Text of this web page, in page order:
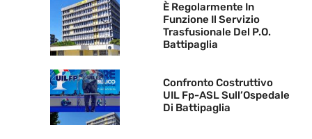
È Regolarmente In
Funzione Il Servizio
Trasfusionale Del P.O.
Battipaglia
Confronto Costruttivo
UIL Fp-ASL Sull’Ospedale
Di Battipaglia